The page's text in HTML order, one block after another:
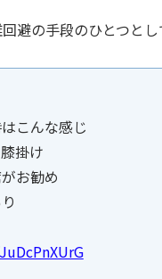
避の手段のひとつとし
こんな感じ
掛け
お勧め